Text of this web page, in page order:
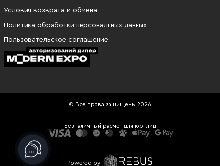
Условия возврата и обмена
Политика обработки персональных данных
Пользовательское соглашение
© Все права защищены 2026
Безналичный расчет для юр. лиц
Powered by: